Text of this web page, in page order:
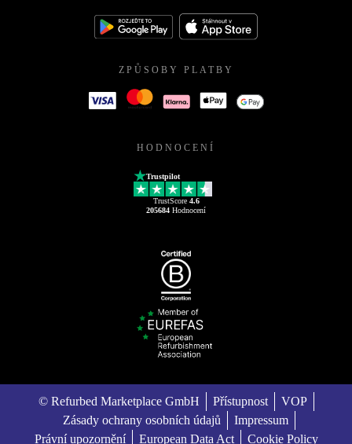
ZPŮSOBY PLATBY
HODNOCENÍ
Trustpilot
TrustScore 4.6
205684 Hodnocení
© Refurbed Marketplace GmbH Přístupnost
VOP
Zásady ochrany osobních údajů
Impressum
Právní upozornění
European Data Act Cookie Policy